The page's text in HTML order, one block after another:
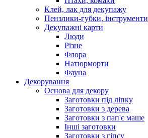
Клей, лак для декупажу
Пензлики-губки, інструменти
Декупажні карти
Люди
Різне
Флора
Натюрморти
Фауна
Декорування
Основа для декору
Заготовки під ліпку
Заготовки з дерева
Заготовки з пап'є маше
Інші заготовки
Заготовки з гіпсу